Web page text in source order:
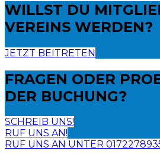
WILLST DU
VEREINS WERDEN?
JETZT BEITRETEN
FRAGEN ODER
DER BUCHUNG?
SCHREIB UNS!
RUF UNS AN!
RUF UNS AN UNTER